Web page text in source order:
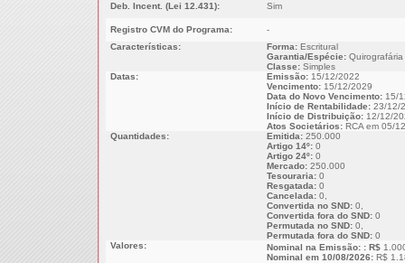
Deb. Incent. (Lei 12.431): Sim
Registro CVM do Programa:
-
Características:
Forma:Escritural
Garantia/Espécie:Quirografária
Classe:Simples
Datas:
Emissão:15/12/2022
Vencimento: 15/12/2029
Data do Novo Vencimento:15/
Início de Rentabilidade:23/12/
Início de Distribuição:12/12/
Atos Societários:RCA em 05/
Quantidades:
Emitida:250.000
Artigo 14º:0
Artigo 24º:0
Mercado:250.000
Tesouraria:0
Resgatada:0
Cancelada:0,
Convertida no SND:0,
Convertida fora do SND:0
Permutada no SND:0,
Permutada fora do SND:0
Valores:
Nominal na Emissão: : R$
Nominal em 10/08/2026:R$